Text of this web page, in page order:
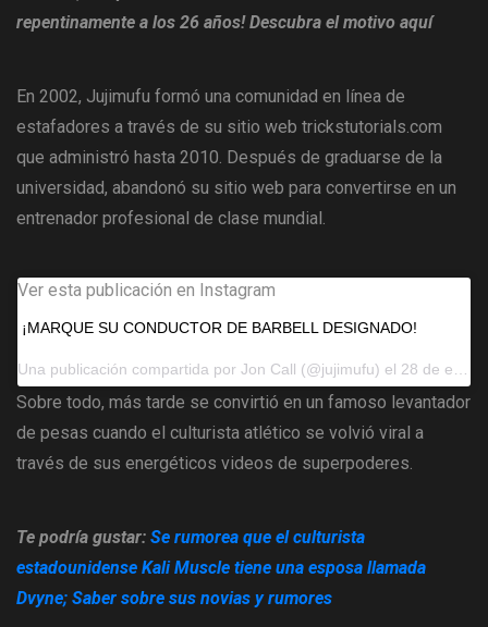
repentinamente a los 26 años! Descubra el motivo aquí
En 2002, Jujimufu formó una comunidad en línea de
estafadores a través de su sitio web trickstutorials.com
que administró hasta 2010. Después de graduarse de la
universidad, abandonó su sitio web para convertirse en un
entrenador profesional de clase mundial.
Ver esta publicación en Instagram
¡MARQUE SU CONDUCTOR DE BARBELL DESIGNADO!
Una publicación compartida por Jon Call (@jujimufu) el 28 de enero de 2019 a las 10:06 a.m.PST
Sobre todo, más tarde se convirtió en un famoso levantador
de pesas cuando el culturista atlético se volvió viral a
través de sus energéticos videos de superpoderes.
Te podría gustar: Se rumorea que el culturista
estadounidense Kali Muscle tiene una esposa llamada
Dvyne; Saber sobre sus novias y rumores